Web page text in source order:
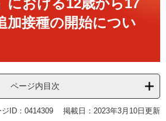
における12歳から17
加接種の開始につい
ページ内目次
ジID：0414309 掲載日：2023年3月10日更新